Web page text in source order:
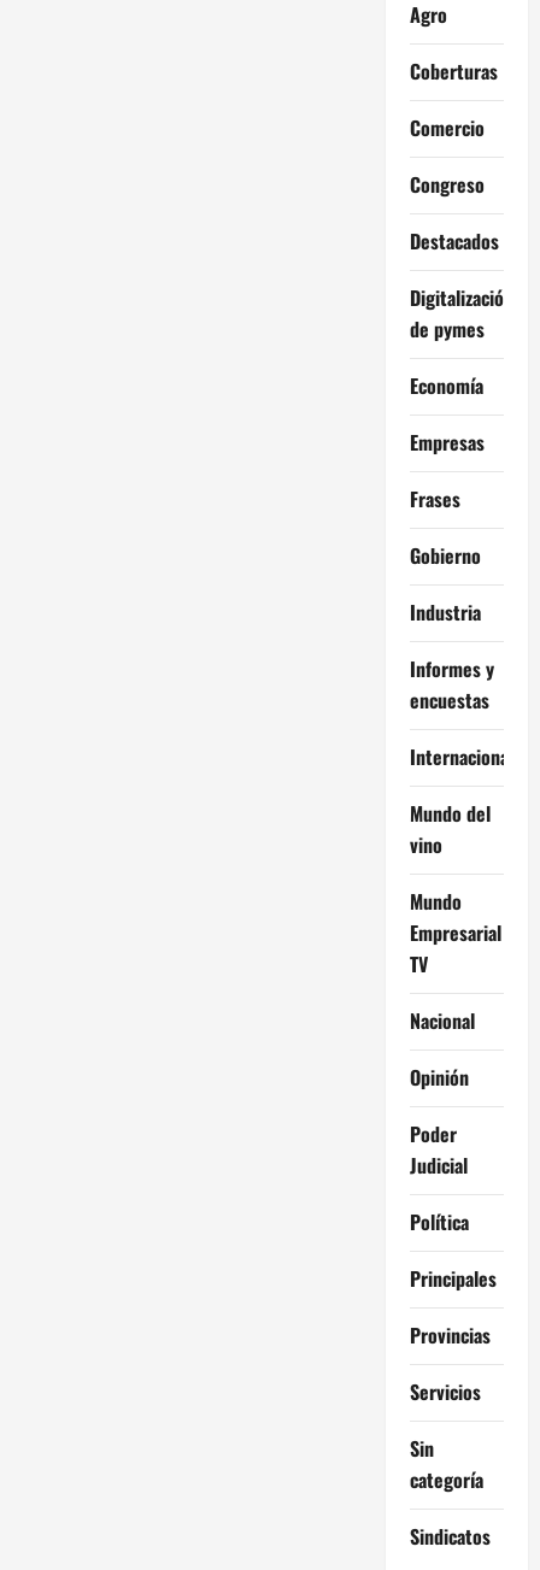
Agro
Coberturas
Comercio
Congreso
Destacados
Digitalización
de pymes
Economía
Empresas
Frases
Gobierno
Industria
Informes y
encuestas
Internacional
Mundo del
vino
Mundo
Empresarial
TV
Nacional
Opinión
Poder
Judicial
Política
Principales
Provincias
Servicios
Sin
categoría
Sindicatos